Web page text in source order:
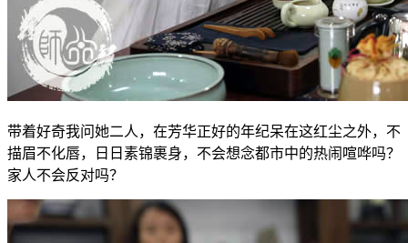
带着好奇我问她二人，在芳华正好的年纪呆在这红尘之外，不
描眉不化唇，日日素锦裹身，不会想念都市中的热闹喧哗吗？
家人不会反对吗？